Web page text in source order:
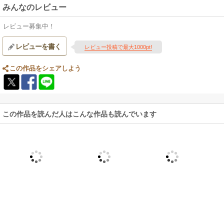
みんなのレビュー
レビュー募集中！
レビューを書く レビュー投稿で最大1000pt!
この作品をシェアしよう
この作品を読んだ人はこんな作品も読んでいます